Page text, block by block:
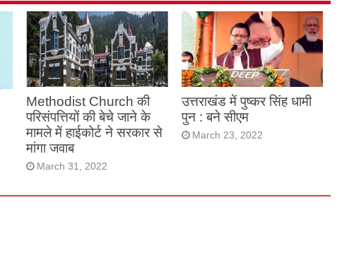
Methodist Church की
परिसंपत्तियों की बेचे जाने के
मामले में हाईकोर्ट ने सरकार से
मांगा जवाब
March 31, 2022
उत्तराखंड में पुष्कर सिंह धामी
पुन : बने सीएम
March 23, 2022